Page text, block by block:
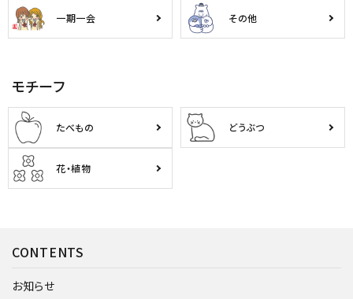
一期一会 その他
モチーフ
たべもの どうぶつ
花・植物
CONTENTS
お知らせ